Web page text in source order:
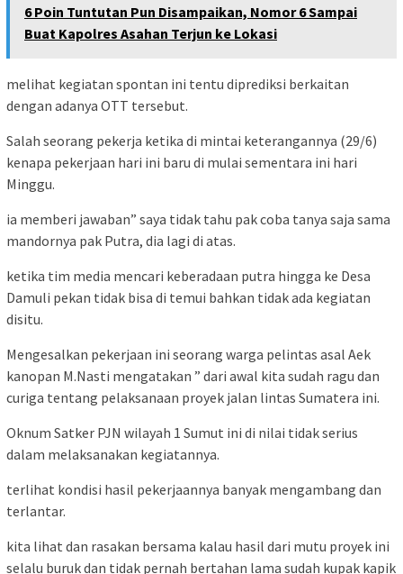
6 Poin Tuntutan Pun Disampaikan, Nomor 6 Sampai
Buat Kapolres Asahan Terjun ke Lokasi
melihat kegiatan spontan ini tentu diprediksi berkaitan
dengan adanya OTT tersebut.
Salah seorang pekerja ketika di mintai keterangannya (29/6)
kenapa pekerjaan hari ini baru di mulai sementara ini hari
Minggu.
ia memberi jawaban” saya tidak tahu pak coba tanya saja sama
mandornya pak Putra, dia lagi di atas.
ketika tim media mencari keberadaan putra hingga ke Desa
Damuli pekan tidak bisa di temui bahkan tidak ada kegiatan
disitu.
Mengesalkan pekerjaan ini seorang warga pelintas asal Aek
kanopan M.Nasti mengatakan ” dari awal kita sudah ragu dan
curiga tentang pelaksanaan proyek jalan lintas Sumatera ini.
Oknum Satker PJN wilayah 1 Sumut ini di nilai tidak serius
dalam melaksanakan kegiatannya.
terlihat kondisi hasil pekerjaannya banyak mengambang dan
terlantar.
kita lihat dan rasakan bersama kalau hasil dari mutu proyek ini
selalu buruk dan tidak pernah bertahan lama sudah kupak kapik